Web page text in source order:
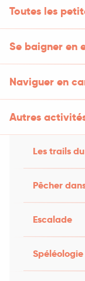
Toutes les
Se baigner en
Naviguer en
Autres
Les trails
Pêcher
Escalade
Spéléologie
acteurs.
jeunesse,
voir et
très